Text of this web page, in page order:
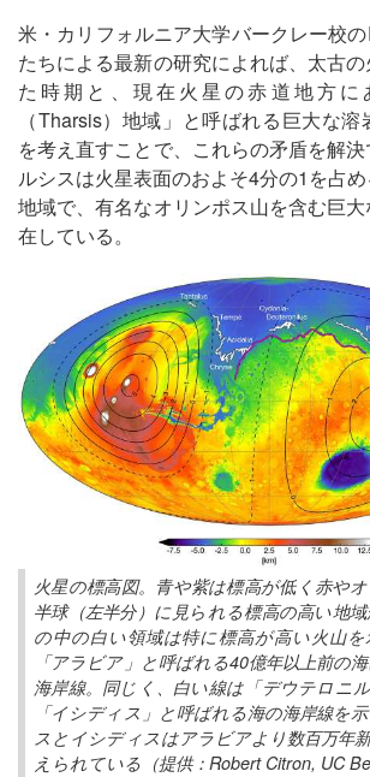
米・カリフォルニア大学バークレー校
たちによる最新の研究によれば、太古
た時期と、現在火星の赤道地方に
（Tharsis）地域」と呼ばれる巨大な
を考え直すことで、これらの矛盾を解
ルシスは火星表面のおよそ4分の1を占
地域で、有名なオリンポス山を含む巨
在している。
火星の標高図。青や紫は標高が低く赤や
半球（左半分）に見られる標高の高い地
の中の白い領域は特に標高が高い火山
「アラビア」と呼ばれる40億年以上前の
海岸線。同じく、白い線は「デウテロニ
「イシディス」と呼ばれる海の海岸線を
スとイシディスはアラビアより数百万年
えられている（提供：Robert Citron, UC